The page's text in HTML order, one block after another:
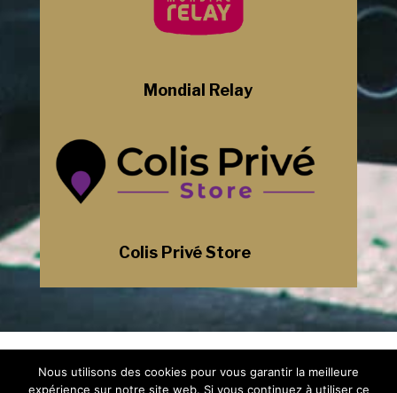
Mondial Relay
Colis Privé Store
Politique de Confidentialité
Plan du Site
Nous utilisons des cookies pour vous garantir la meilleure
expérience sur notre site web. Si vous continuez à utiliser ce